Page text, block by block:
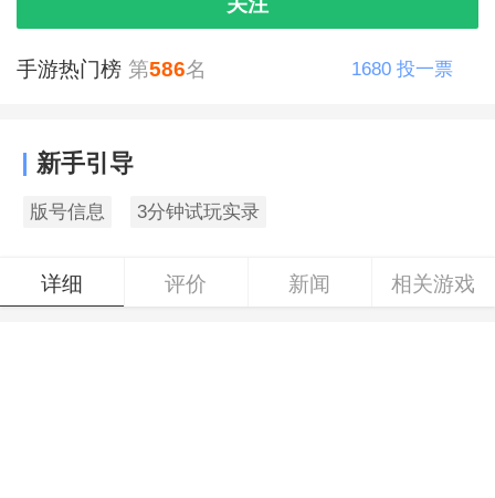
手游热门榜 第586名 1680 投一票
新手引导
版号信息 3分钟试玩实录
详细 评价 新闻 相关游戏